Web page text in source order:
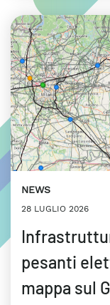
NEWS
28 LUGLIO 2026
pesanti
mappa sul